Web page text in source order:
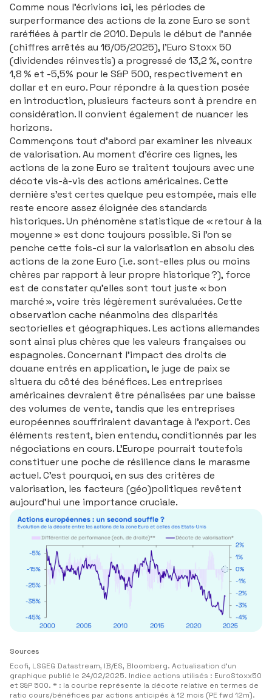
Comme nous l’écrivions ici, les périodes de
surperformance des actions de la zone Euro se sont
raréfiées à partir de 2010. Depuis le début de l’année
(chiffres arrêtés au 16/05/2025), l’Euro Stoxx 50
(dividendes réinvestis) a progressé de 13,2 %, contre
1,8 % et -5,5% pour le S&P 500, respectivement en
dollar et en euro. Pour répondre à la question posée
en introduction, plusieurs facteurs sont à prendre en
considération. Il convient également de nuancer les
horizons.
Commençons tout d’abord par examiner les niveaux
de valorisation. Au moment d’écrire ces lignes, les
actions de la zone Euro se traitent toujours avec une
décote vis-à-vis des actions américaines. Cette
dernière s’est certes quelque peu estompée, mais elle
reste encore assez éloignée des standards
historiques. Un phénomène statistique de « retour à la
moyenne » est donc toujours possible. Si l’on se
penche cette fois-ci sur la valorisation en absolu des
actions de la zone Euro (i.e. sont-elles plus ou moins
chères par rapport à leur propre historique ?), force
est de constater qu’elles sont tout juste « bon
marché », voire très légèrement surévaluées. Cette
observation cache néanmoins des disparités
sectorielles et géographiques. Les actions allemandes
sont ainsi plus chères que les valeurs françaises ou
espagnoles. Concernant l’impact des droits de
douane entrés en application, le juge de paix se
situera du côté des bénéfices. Les entreprises
américaines devraient être pénalisées par une baisse
des volumes de vente, tandis que les entreprises
européennes souffriraient davantage à l’export. Ces
éléments restent, bien entendu, conditionnés par les
négociations en cours. L’Europe pourrait toutefois
constituer une poche de résilience dans le marasme
actuel. C’est pourquoi, en sus des critères de
valorisation, les facteurs (géo)politiques revêtent
aujourd’hui une importance cruciale.
Sources
Ecofi, LSGEG Datastream, IB/ES, Bloomberg. Actualisation d’un
graphique publié le 24/02/2025. Indice actions utilisés : EuroStoxx50
et S&P 500. * : la courbe représente la décote relative en termes de
ratio cours/bénéfices par actions anticipés à 12 mois (PE fwd 12m).